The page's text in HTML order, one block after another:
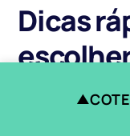
Dicas
em ▲